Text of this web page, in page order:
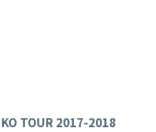
TOUR 2017-2018